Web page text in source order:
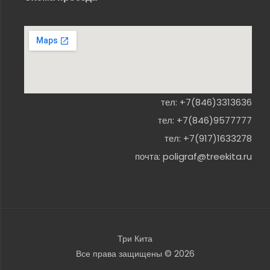
тел: +7(846)3313636
тел: +7(846)9577777
тел: +7(917)1633278
почта: poligraf@treekita.ru
Три Кита
Все права защищены © 2026